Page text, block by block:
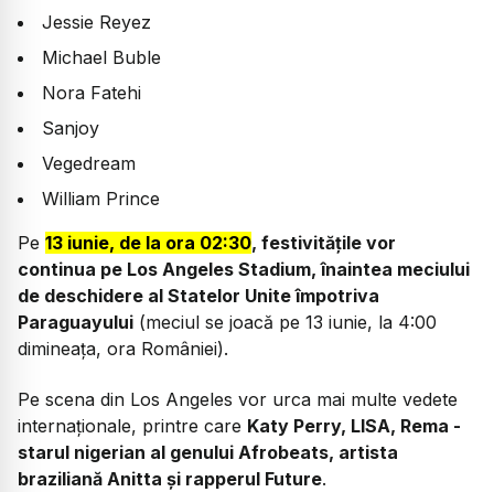
Jessie Reyez
Michael Buble
Nora Fatehi
Sanjoy
Vegedream
William Prince
Pe 13 iunie, de la ora 02:30, festivitățile vor
continua pe Los Angeles Stadium, înaintea meciului
de deschidere al Statelor Unite împotriva
Paraguayului (meciul se joacă pe 13 iunie, la 4:00
dimineața, ora României).
Pe scena din Los Angeles vor urca mai multe vedete
internaționale, printre care Katy Perry, LISA, Rema -
starul nigerian al genului Afrobeats, artista
braziliană Anitta și rapperul Future.